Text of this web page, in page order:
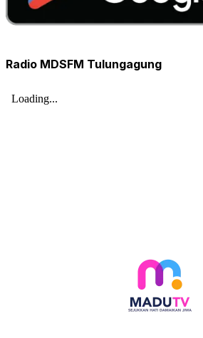
Radio MDSFM Tulungagung